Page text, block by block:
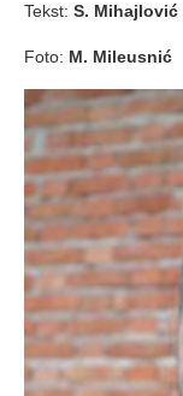
Tekst: S. Mihajlović
Foto: M. Mileusnić